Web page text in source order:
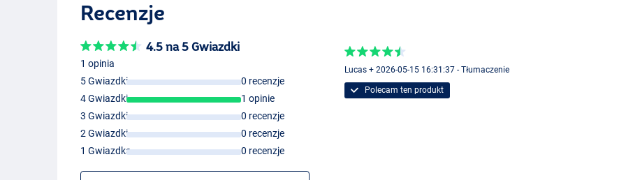
Recenzje
4.5 na 5 Gwiazdki
1 opinia
5 Gwiazdki
0 recenzje
4 Gwiazdki
1 opinie
3 Gwiazdki
0 recenzje
2 Gwiazdki
0 recenzje
1 Gwiazdka
0 recenzje
Lucas + 2026-05-15 16:31:37 - Tłumaczenie
Polecam ten produkt